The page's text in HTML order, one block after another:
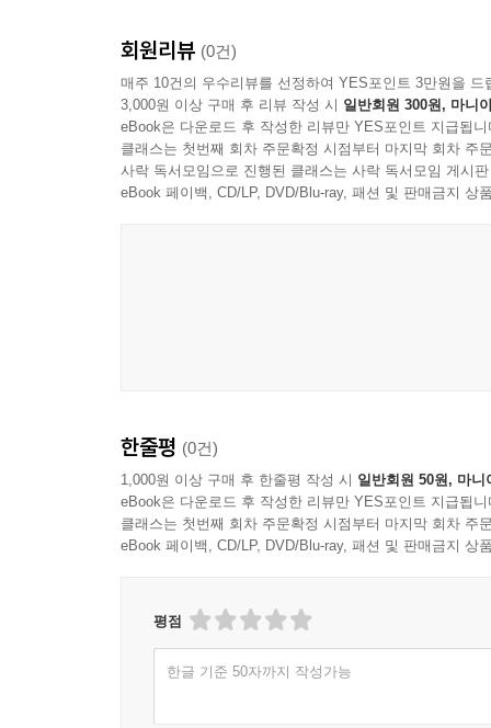
공부 습관을 만드는 격려의 말 75
배움의 즐거움을 알려주는 대화 78
포기하지 않게 만드는 응원의 말 81
평생 학습자를 만드는 부모의 말 84
제4장 감정 조절을 배우게 하는 부모의 말 87
감정을 존중받게 하는 부모의 말 105
제5장 실패를 두려워하지 않는 아이를 만드는 말
실수를 배움으로 바꾸는 말 111
도전 용기를 키워주는 말 117
결과보다 과정을 칭찬하는 대화 120
포기하고 싶을 때 힘이 되는 말 123
회복탄력성을 키우는 부모의 말 129
회원리뷰 (0건)
매주 10건의 우수리뷰를 선정하여 YES포인트 3만원을 드
3,000원 이상 구매 후 리뷰 작성 시 일반회원 300원, 마니
eBook은 다운로드 후 작성한 리뷰만 YES포인트 지급됩니
클래스는 첫번째 회차 주문확정 시점부터 마지막 회차 주
사락 독서모임으로 진행된 클래스는 사락 독서모임 게시
eBook 페이백, CD/LP, DVD/Blu-ray, 패션 및 판매금지 상
한줄평 (0건)
1,000원 이상 구매 후 한줄평 작성 시 일반회원 50원, 마니
eBook은 다운로드 후 작성한 리뷰만 YES포인트 지급됩니
클래스는 첫번째 회차 주문확정 시점부터 마지막 회차 주
eBook 페이백, CD/LP, DVD/Blu-ray, 패션 및 판매금지 상
평점
한글 기준 50자까지 작성가능